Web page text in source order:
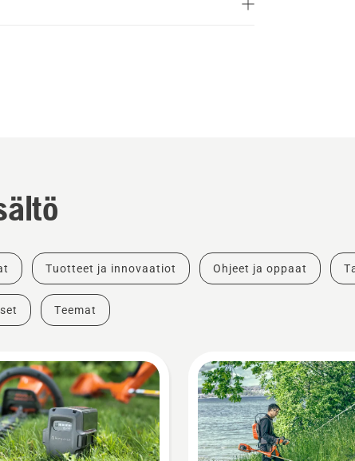
Tuotteet ja innovaatiot Ohjeet ja oppaat
Teemat